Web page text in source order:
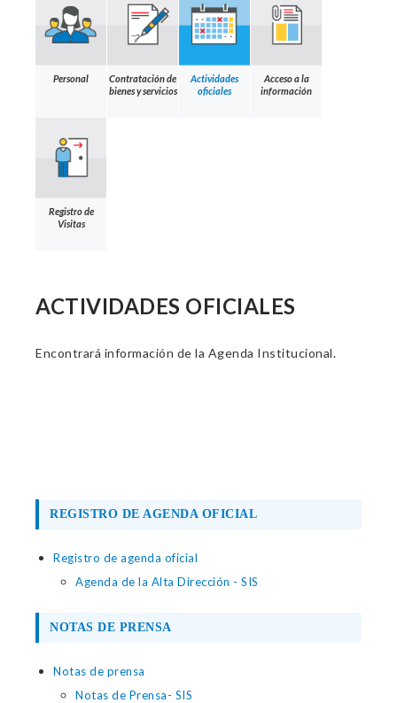
Personal
Contratación de
bienes y servicios
Actividades
oficiales
Acceso a la
información
Registro de
Visitas
ACTIVIDADES OFICIALES
Encontrará información de la Agenda Institucional.
REGISTRO DE AGENDA OFICIAL
Registro de agenda oficial
Agenda de la Alta Dirección - SIS
NOTAS DE PRENSA
Notas de prensa
Notas de Prensa- SIS